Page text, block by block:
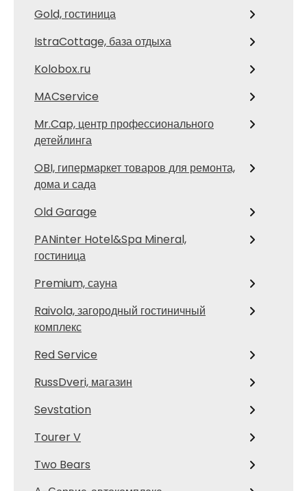
Gold, гостиница
IstraCottage, база отдыха
Kolobox.ru
MACservice
Mr.Cap, центр профессионального
детейлинга
OBI, гипермаркет товаров для ремонта,
дома и сада
Old Garage
PANinter Hotel&Spa Mineral,
гостиница
Premium, сауна
Raivola, загородный гостиничный
комплекс
Red Service
RussDveri, магазин
Sevstation
Tourer V
Two Bears